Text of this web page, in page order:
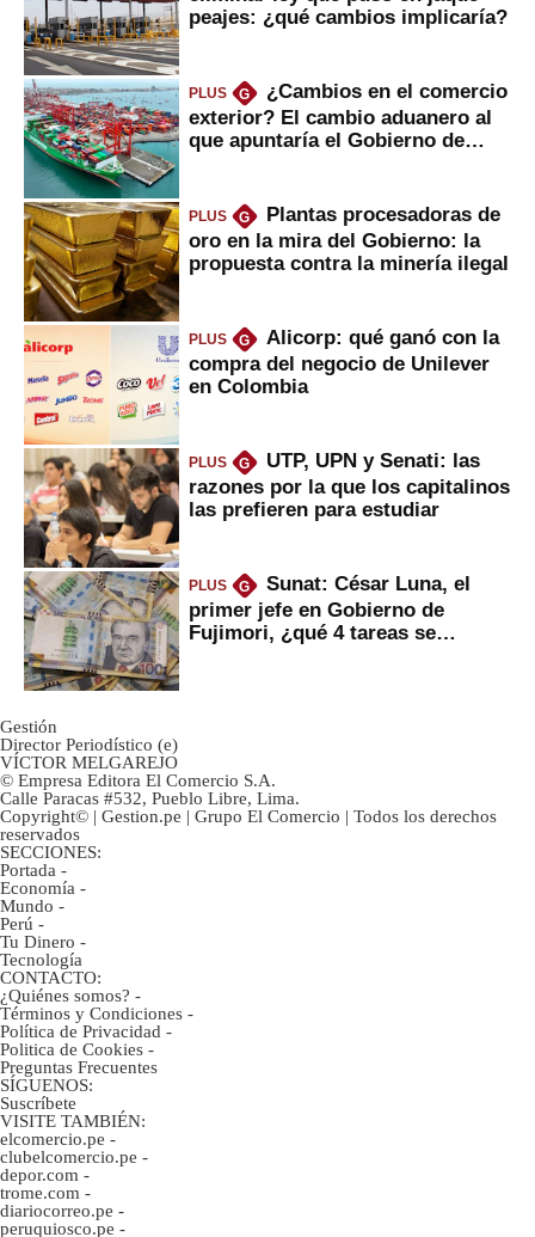
peajes: ¿qué cambios implicaría?
PLUS G
¿Cambios en el comercio
exterior? El cambio aduanero al
que apuntaría el Gobierno de
PLUS G
Plantas procesadoras de
oro en la mira del Gobierno: la
propuesta contra la minería ilegal
PLUS G
Alicorp: qué ganó con la
compra del negocio de Unilever
en Colombia
PLUS G
UTP, UPN y Senati: las
razones por la que los capitalinos
las prefieren para estudiar
PLUS G
Sunat: César Luna, el
primer jefe en Gobierno de
Fujimori, ¿qué 4 tareas se
Gestión
Director Periodístico (e)
VÍCTOR MELGAREJO
© Empresa Editora El Comercio S.A.
Calle Paracas #532, Pueblo Libre, Lima.
Copyright© | Gestion.pe | Grupo El Comercio | Todos los derechos
reservados
SECCIONES:
Portada -
Economía -
Mundo -
Perú -
Tu Dinero -
Tecnología
CONTACTO:
¿Quiénes somos? -
Términos y Condiciones -
Política de Privacidad -
Politica de Cookies -
Preguntas Frecuentes
SÍGUENOS:
Suscríbete
VISITE TAMBIÉN:
elcomercio.pe -
clubelcomercio.pe -
depor.com -
trome.com -
diariocorreo.pe -
peruquiosco.pe -